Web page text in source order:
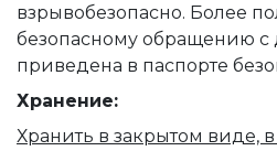
взрывобезопасно. Более
безопасному обращению
приведена в паспорте
Хранение:
Хранить в закрытом виде,